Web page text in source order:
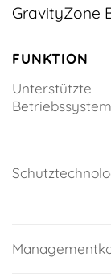
GravityZone
FUNKTION
Unterstützte